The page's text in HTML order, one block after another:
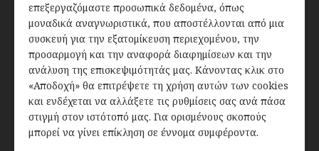
επεξεργαζόμαστε προσωπικά δεδομένα, όπως
μοναδικά αναγνωριστικά, που αποστέλλονται από μια
συσκευή για την εξατομίκευση περιεχομένου, την
προσαρμογή και την αναφορά διαφημίσεων και την
ανάλυση της επισκεψιμότητάς μας. Κάνοντας κλικ στο
«Αποδοχή» θα επιτρέψετε τη χρήση αυτών των cookies
και ενδέχεται να αλλάξετε τις ρυθμίσεις σας ανά πάσα
στιγμή στον ιστότοπό μας. Για ορισμένους σκοπούς
μπορεί να γίνει επίκληση σε έννομα συμφέροντα.
Out Of Stock
Τσάντα ώμου από
καστόρι δέρμα σε
Πράσινο
39,00€
You have reached the end of the list.